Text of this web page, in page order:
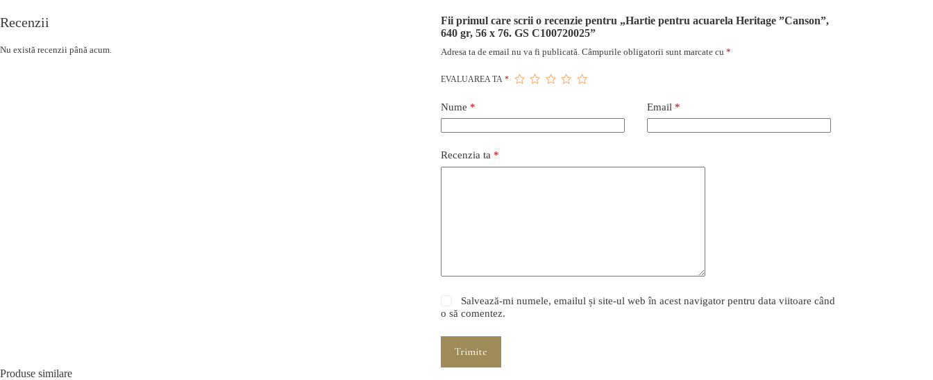
Recenzii
Nu există recenzii până acum.
Fii primul care scrii o recenzie pentru „Hartie pentru acuarela Heritage ”Canson”,
640 gr, 56 x 76. GS C100720025”
Adresa ta de email nu va fi publicată. Câmpurile obligatorii sunt marcate cu*
EVALUAREA TA*
Nume * Email *
Recenzia ta *
Salvează-mi numele, emailul și site-ul web în acest navigator pentru data viitoare când
o să comentez.
Trimite
Produse similare